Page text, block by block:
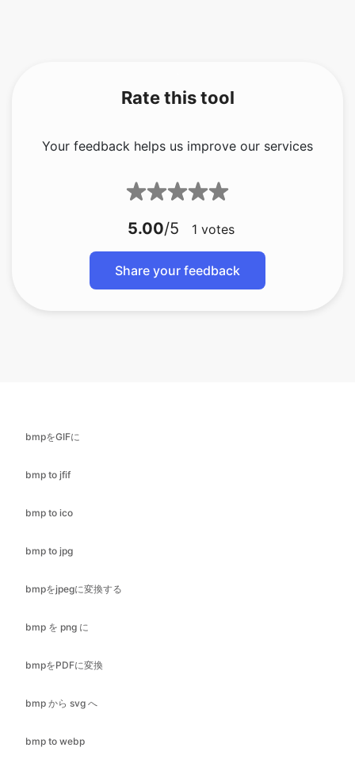
5.00
Share your feedback
bmp to ico
bmp to jpg
bmpをjpegに変換する
bmp を png に
bmpをPDFに変換
bmp から svg へ
bmp to webp
cr2 を bmp に
cr2 を jfif に